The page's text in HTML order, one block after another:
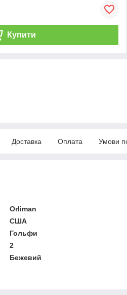
Купити
Доставка Оплата Умови
Orliman
США
Гольфи
2
Бежевий